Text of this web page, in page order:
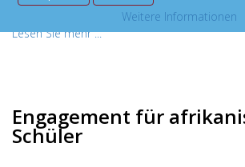
am GBG..
Lesen Sie mehr ...
Engagement für
Schüler
Weitere Informationen